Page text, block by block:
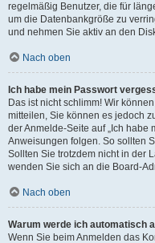
regelmäßig Benutzer, die für
um die Datenbankgröße zu
und nehmen Sie aktiv an den
Nach oben
Ich habe mein Passwort
Das ist nicht schlimm! Wir
mitteilen, Sie können es jedoch
der Anmelde-Seite auf „Ich habe
Anweisungen folgen. So sollten
Sollten Sie trotzdem nicht in der
wenden Sie sich an die Board-
Nach oben
Warum werde ich automatisch
Wenn Sie beim Anmelden das